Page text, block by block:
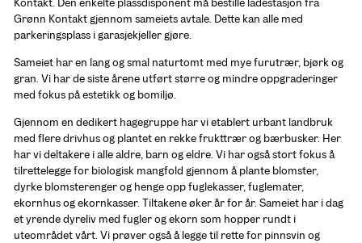
Grønn Kontakt gjennom sameiets avtale. Dette kan alle med
parkeringsplass i garasjekjeller gjøre.
Sameiet har en lang og smal naturtomt med mye furutrær, bjørk og
gran. Vi har de siste årene utført større og mindre oppgraderinger
med fokus på estetikk og bomiljø.
Gjennom en dedikert hagegruppe har vi etablert urbant landbruk
med flere drivhus og plantet en rekke frukttrær og bærbusker. Her
har vi deltakere i alle aldre, barn og eldre. Vi har også stort fokus å
tilrettelegge for biologisk mangfold gjennom å plante blomster,
dyrke blomsterenger og henge opp fuglekasser, fuglemater,
ekornhus og ekornkasser. Tiltakene øker år for år. Sameiet har i dag
et yrende dyreliv med fugler og ekorn som hopper rundt i
uteområdet vårt. Vi prøver også å legge til rette for pinnsvin og